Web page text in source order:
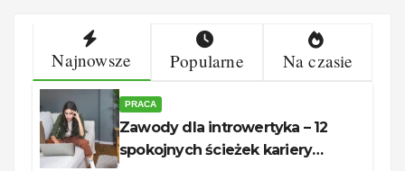
Najnowsze Popularne Na czasie
PRACA
Zawody dla introwertyka – 12
spokojnych ścieżek kariery